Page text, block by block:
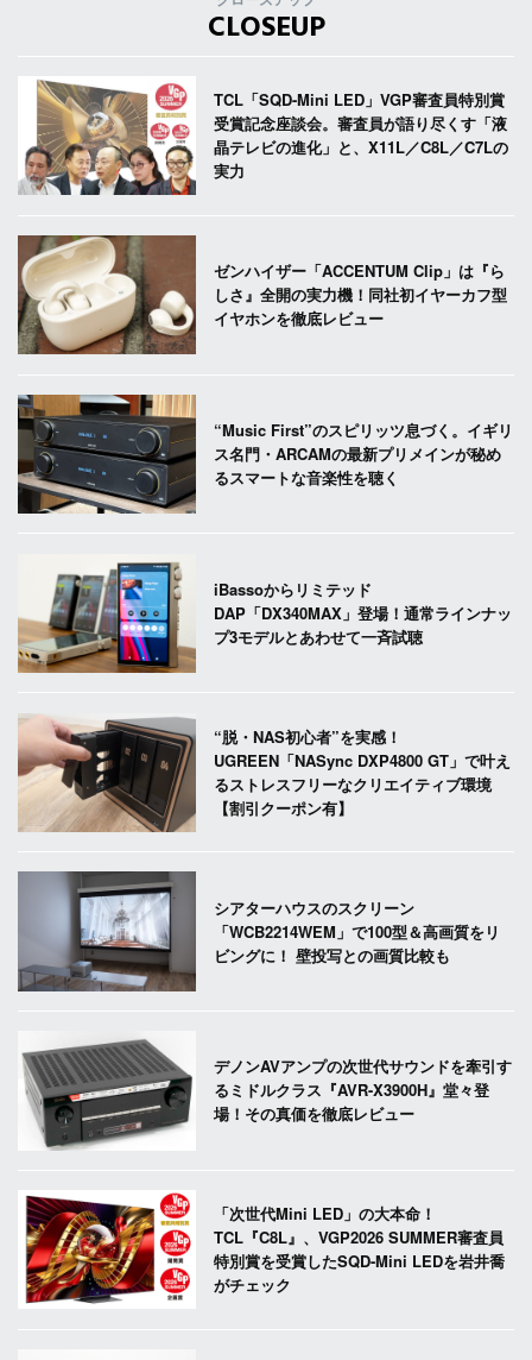
CLOSEUP
TCL「SQD-Mini LED」VGP審査員特別賞
受賞記念座談会。審査員が語り尽くす「液
晶テレビの進化」と、X11L／C8L／C7Lの
実力
ゼンハイザー「ACCENTUM Clip」は『ら
しさ』全開の実力機！同社初イヤーカフ型
イヤホンを徹底レビュー
“Music First”のスピリッツ息づく。イギリ
ス名門・ARCAMの最新プリメインが秘め
るスマートな音楽性を聴く
iBassoからリミテッド
DAP「DX340MAX」登場！通常ラインナッ
プ3モデルとあわせて一斉試聴
“脱・NAS初心者”を実感！
UGREEN「NASync DXP4800 GT」で叶え
るストレスフリーなクリエイティブ環境
【割引クーポン有】
シアターハウスのスクリーン
「WCB2214WEM」で100型＆高画質をリ
ビングに！ 壁投写との画質比較も
デノンAVアンプの次世代サウンドを牽引す
るミドルクラス『AVR-X3900H』堂々登
場！その真価を徹底レビュー
「次世代Mini LED」の大本命！
TCL『C8L』、VGP2026 SUMMER審査員
特別賞を受賞したSQD-Mini LEDを岩井喬
がチェック